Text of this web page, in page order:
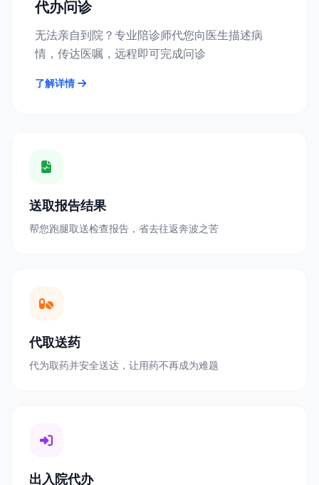
代办问诊
无法亲自到院？专业陪诊师代您向医生描述病
情，传达医嘱，远程即可完成问诊
了解详情
送取报告结果
帮您跑腿取送检查报告，省去往返奔波之苦
代取送药
代为取药并安全送达，让用药不再成为难题
出入院代办